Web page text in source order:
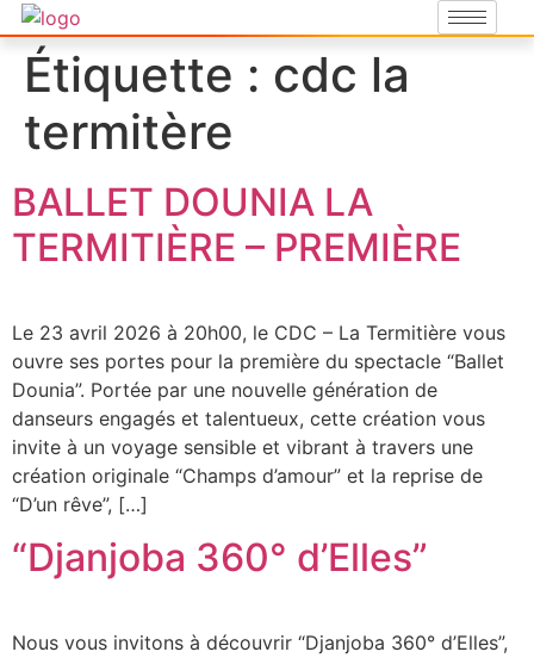
Étiquette : cdc la
termitère
BALLET DOUNIA LA
TERMITIÈRE – PREMIÈRE
Le 23 avril 2026 à 20h00, le CDC – La Termitière vous
ouvre ses portes pour la première du spectacle “Ballet
Dounia”. Portée par une nouvelle génération de
danseurs engagés et talentueux, cette création vous
invite à un voyage sensible et vibrant à travers une
création originale “Champs d’amour” et la reprise de
“D’un rêve”, […]
“Djanjoba 360° d’Elles”
Nous vous invitons à découvrir “Djanjoba 360° d’Elles”,